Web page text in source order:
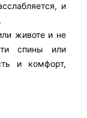
и
животе и не
спины или
и комфорт,